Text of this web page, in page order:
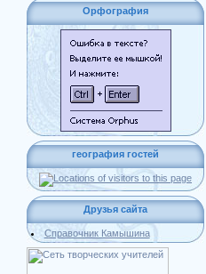
Орфография
география гостей
Друзья сайта
Справочник Камышина